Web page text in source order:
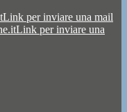
Link per inviare una mail
Link per inviare una